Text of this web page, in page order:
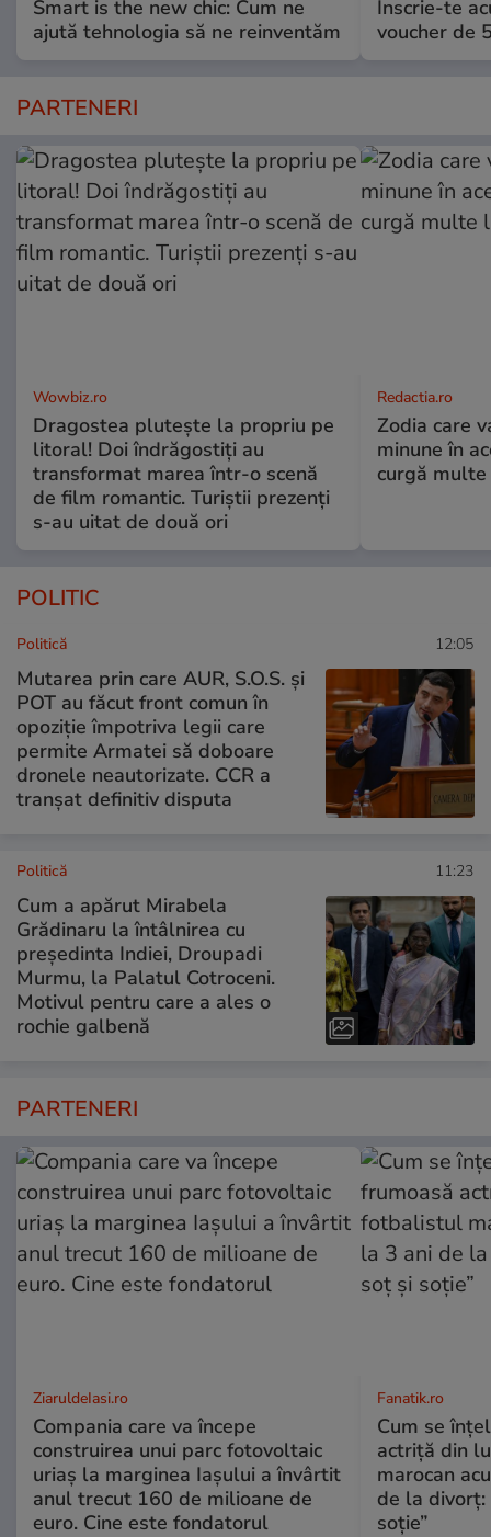
Smart is the new chic: Cum ne
ajută tehnologia să ne reinventăm
Înscrie-te
voucher de
PARTENERI
Wowbiz.ro
Dragostea plutește la propriu pe
litoral! Doi îndrăgostiți au
transformat marea într-o scenă
de film romantic. Turiștii prezenți
s-au uitat de două ori
Redactia.ro
Zodia care
minune în
curgă
POLITIC
Politică 12:05
Mutarea prin care AUR, S.O.S. și
POT au făcut front comun în
opoziție împotriva legii care
permite Armatei să doboare
dronele neautorizate. CCR a
tranșat definitiv disputa
Politică 11:23
Cum a apărut Mirabela
Grădinaru la întâlnirea cu
președinta Indiei, Droupadi
Murmu, la Palatul Cotroceni.
Motivul pentru care a ales o
rochie galbenă
PARTENERI
ZiaruldeIasi.ro
Compania care va începe
construirea unui parc fotovoltaic
uriaș la marginea Iașului a învârtit
anul trecut 160 de milioane de
euro. Cine este fondatorul
Fanatik.ro
Cum se
actriță din
marocan
de la divorț:
soție”